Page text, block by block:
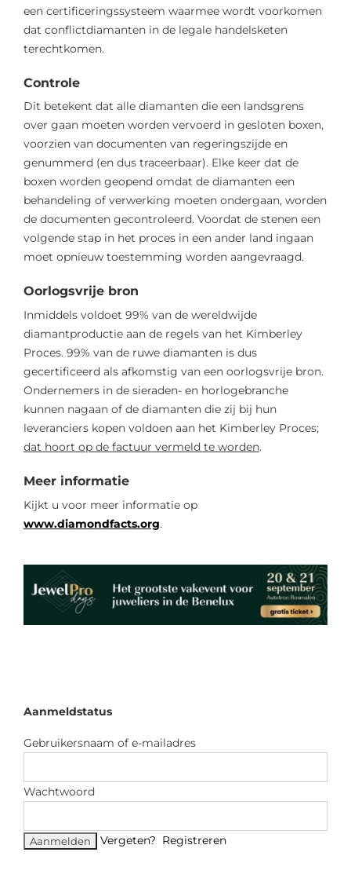
een certificeringssysteem waarmee wordt voorkomen
dat conflictdiamanten in de legale handelsketen
terechtkomen.
Controle
Dit betekent dat alle diamanten die een landsgrens
over gaan moeten worden vervoerd in gesloten boxen,
voorzien van documenten van regeringszijde en
genummerd (en dus traceerbaar). Elke keer dat de
boxen worden geopend omdat de diamanten een
behandeling of verwerking moeten ondergaan, worden
de documenten gecontroleerd. Voordat de stenen een
volgende stap in het proces in een ander land ingaan
moet opnieuw toestemming worden aangevraagd.
Oorlogsvrije bron
Inmiddels voldoet 99% van de wereldwijde
diamantproductie aan de regels van het Kimberley
Proces. 99% van de ruwe diamanten is dus
gecertificeerd als afkomstig van een oorlogsvrije bron.
Ondernemers in de sieraden- en horlogebranche
kunnen nagaan of de diamanten die zij bij hun
leveranciers kopen voldoen aan het Kimberley Proces;
dat hoort op de factuur vermeld te worden.
Meer informatie
Kijkt u voor meer informatie op
www.diamondfacts.org.
Aanmeldstatus
Gebruikersnaam of e-mailadres
Wachtwoord
Vergeten? Registreren